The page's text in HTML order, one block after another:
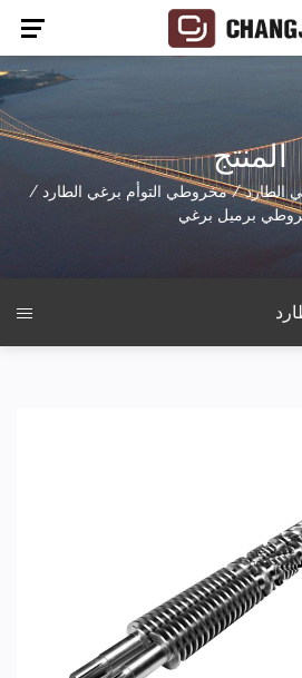
المنتج
الطارد/مخروطي التوأم برغي الطارد /
برميل برغي